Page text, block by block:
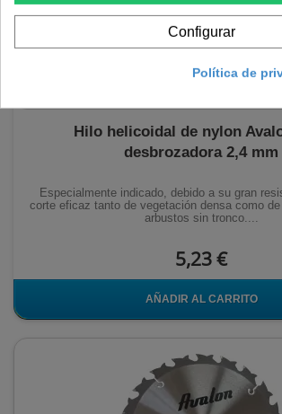
Hilo helicoidal de nylon
desbrozadora 2,4 mm
Especialmente indicado, debido a su gran
corte eficaz tanto de vegetación densa como
arbustos sin tronco....
5,23 €
AÑADIR AL CARRITO
Configurar
Política de